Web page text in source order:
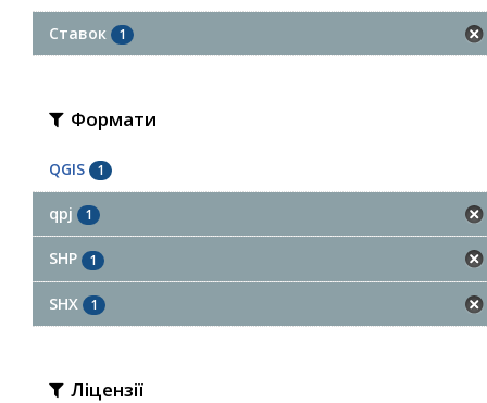
Ставок 1
Формати
QGIS 1
qpj 1
SHP 1
SHX 1
Ліцензії